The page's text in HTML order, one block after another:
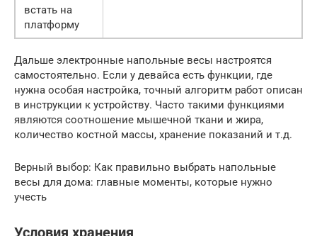
встать на
платформу
Дальше электронные напольные весы настроятся
самостоятельно. Если у девайса есть функции, где
нужна особая настройка, точный алгоритм работ описан
в инструкции к устройству. Часто такими функциями
являются соотношение мышечной ткани и жира,
количество костной массы, хранение показаний и т.д.
Верный выбор: Как правильно выбрать напольные
весы для дома: главные моменты, которые нужно
учесть